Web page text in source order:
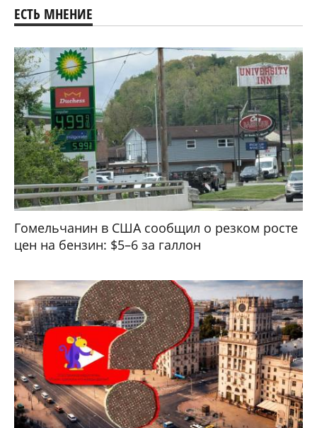
ЕСТЬ МНЕНИЕ
Гомельчанин в США сообщил о резком росте
цен на бензин: $5–6 за галлон